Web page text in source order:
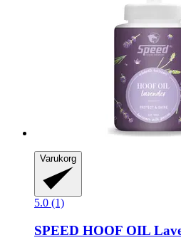
Varukorg
5.0 (1)
SPEED HOOF OIL